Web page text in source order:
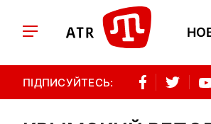
ПІДПИСУЙТЕСЬ: